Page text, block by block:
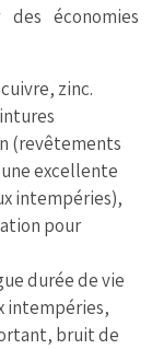
économies
zinc.
(revêtements
excellente
intempéries),
pour
durée de vie
intempéries,
bruit de